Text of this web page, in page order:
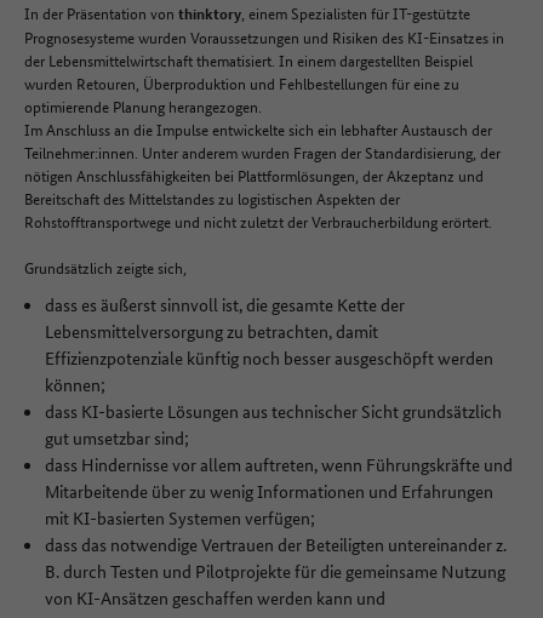
In der Präsentation von thinktory, einem Spezialisten für IT-gestützte
Prognosesysteme wurden Voraussetzungen und Risiken des KI-Einsatzes in
der Lebensmittelwirtschaft thematisiert. In einem dargestellten Beispiel
wurden Retouren, Überproduktion und Fehlbestellungen für eine zu
optimierende Planung herangezogen.
Im Anschluss an die Impulse entwickelte sich ein lebhafter Austausch der
Teilnehmer:innen. Unter anderem wurden Fragen der Standardisierung, der
nötigen Anschlussfähigkeiten bei Plattformlösungen, der Akzeptanz und
Bereitschaft des Mittelstandes zu logistischen Aspekten der
Rohstofftransportwege und nicht zuletzt der Verbraucherbildung erörtert.
Grundsätzlich zeigte sich,
dass es äußerst sinnvoll ist, die gesamte Kette der
Lebensmittelversorgung zu betrachten, damit
Effizienzpotenziale künftig noch besser ausgeschöpft werden
können;
dass KI-basierte Lösungen aus technischer Sicht grundsätzlich
gut umsetzbar sind;
dass Hindernisse vor allem auftreten, wenn Führungskräfte und
Mitarbeitende über zu wenig Informationen und Erfahrungen
mit KI-basierten Systemen verfügen;
dass das notwendige Vertrauen der Beteiligten untereinander z.
B. durch Testen und Pilotprojekte für die gemeinsame Nutzung
von KI-Ansätzen geschaffen werden kann und